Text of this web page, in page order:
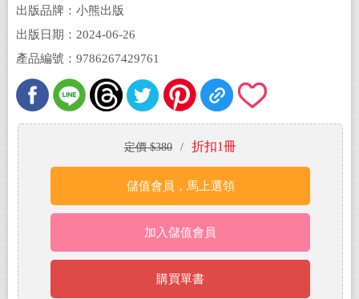
出版品牌：小熊出版
出版日期：2024-06-26
產品編號：9786267429761
定價 $380 / 折扣1冊
儲值會員，馬上選領
加入儲值會員
購買單書